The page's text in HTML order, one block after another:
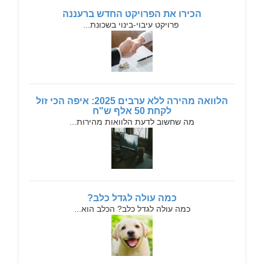
הכירו את הפרויקט החדש ברעננה
פרויקט עיבוי-בינוי בשכונת...
הלוואה מהירה ללא ערבים 2025: איפה הכי זול
לקחת 50 אלף ש"ח
מה שחשוב לדעת הלוואות מהירות...
כמה עולה לגדל כלב?
כמה עולה לגדל כלב? הכלב הוא...